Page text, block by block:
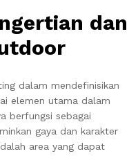
dan
dalam mendefinisikan
elemen utama dalam
berfungsi sebagai
gaya dan karakter
area yang dapat